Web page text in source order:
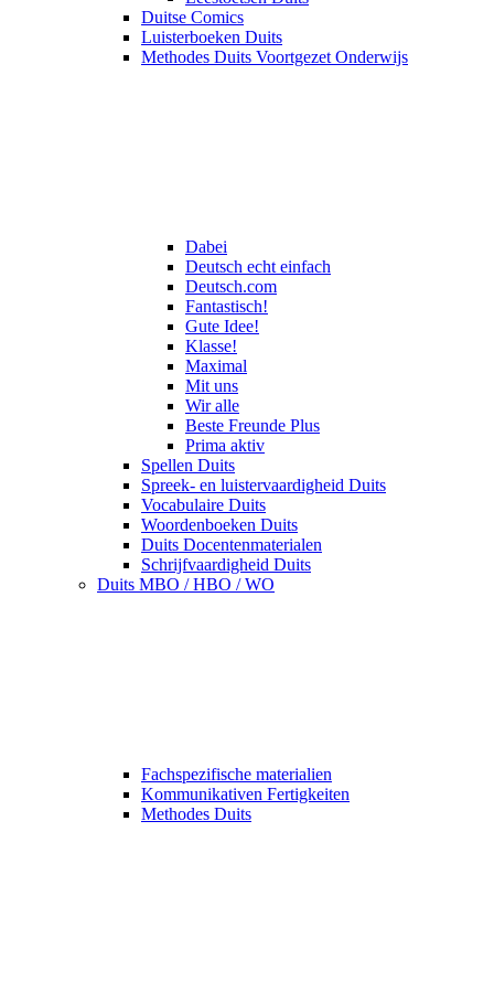
Duitse Comics
Luisterboeken Duits
Methodes Duits Voortgezet Onderwijs
Dabei
Deutsch echt einfach
Deutsch.com
Fantastisch!
Gute Idee!
Klasse!
Maximal
Mit uns
Wir alle
Beste Freunde Plus
Prima aktiv
Spellen Duits
Spreek- en luistervaardigheid Duits
Vocabulaire Duits
Woordenboeken Duits
Duits Docentenmaterialen
Schrijfvaardigheid Duits
Duits MBO / HBO / WO
Fachspezifische materialien
Kommunikativen Fertigkeiten
Methodes Duits